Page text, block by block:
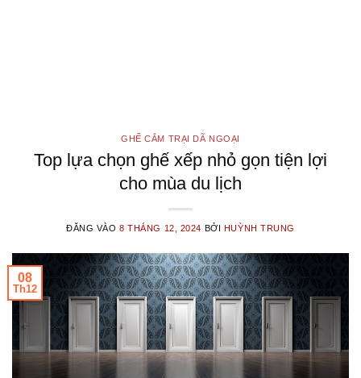
GHẾ CẮM TRẠI DÃ NGOẠI
Top lựa chọn ghế xếp nhỏ gọn tiện lợi
cho mùa du lịch
ĐĂNG VÀO8 THÁNG 12, 2024 BỞI HUỲNH TRUNG
08
Th12